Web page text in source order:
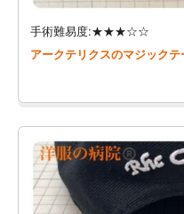
手術難易度:★★★☆☆
アークテリクスのマジック